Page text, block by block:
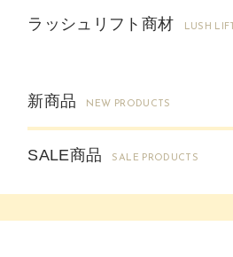
ラッシュリフト商材 LUSH LIFT
新商品 NEW PRODUCTS
SALE商品 SALE PRODUCTS